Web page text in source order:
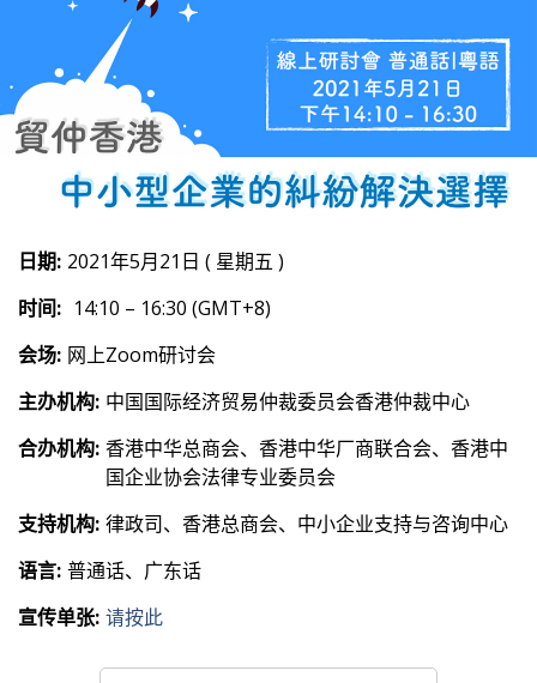
日期: 2021年5月21日 ( 星期五 )
时间: 14:10 – 16:30 (GMT+8)
会场: 网上Zoom研讨会
主办机构: 中国国际经济贸易仲裁委员会香港仲裁中心
合办机构: 香港中华总商会、香港中华厂商联合会、香港中
国企业协会法律专业委员会
支持机构: 律政司、香港总商会、中小企业支持与咨询中心
语言: 普通话、广东话
宣传单张: 请按此